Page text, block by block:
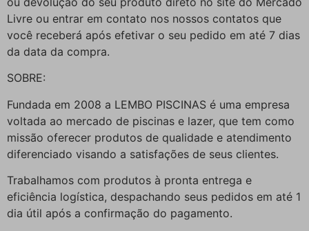
Livre ou entrar em contato nos nossos contatos que
você receberá após efetivar o seu pedido em até 7 dias
da data da compra.
SOBRE:
Fundada em 2008 a LEMBO PISCINAS é uma empresa
voltada ao mercado de piscinas e lazer, que tem como
missão oferecer produtos de qualidade e atendimento
diferenciado visando a satisfações de seus clientes.
Trabalhamos com produtos à pronta entrega e
eficiência logística, despachando seus pedidos em até 1
dia útil após a confirmação do pagamento.